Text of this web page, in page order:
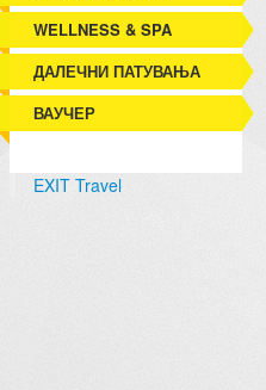
WELLNESS & SPA
ДАЛЕЧНИ ПАТУВАЊА
ВАУЧЕР
EXIT Travel